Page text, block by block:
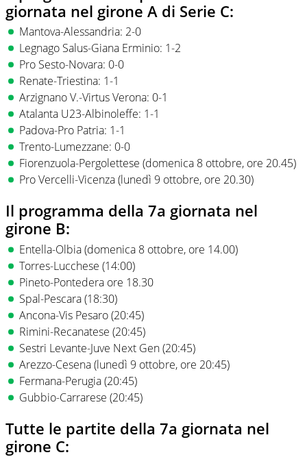
giornata nel girone A di Serie C:
Mantova-Alessandria: 2-0
Legnago Salus-Giana Erminio: 1-2
Pro Sesto-Novara: 0-0
Renate-Triestina: 1-1
Arzignano V.-Virtus Verona: 0-1
Atalanta U23-Albinoleffe: 1-1
Padova-Pro Patria: 1-1
Trento-Lumezzane: 0-0
Fiorenzuola-Pergolettese (domenica 8 ottobre, ore 20.45)
Pro Vercelli-Vicenza (lunedì 9 ottobre, ore 20.30)
Il programma della 7a giornata nel
girone B:
Entella-Olbia (domenica 8 ottobre, ore 14.00)
Torres-Lucchese (14:00)
Pineto-Pontedera ore 18.30
Spal-Pescara (18:30)
Ancona-Vis Pesaro (20:45)
Rimini-Recanatese (20:45)
Sestri Levante-Juve Next Gen (20:45)
Arezzo-Cesena (lunedì 9 ottobre, ore 20:45)
Fermana-Perugia (20:45)
Gubbio-Carrarese (20:45)
Tutte le partite della 7a giornata nel
girone C: